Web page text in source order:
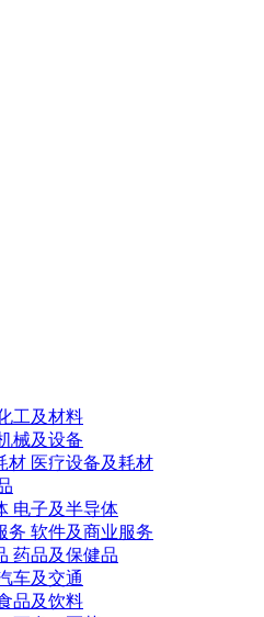
工及材料
械及设备
医疗设备及耗材
电子及半导体
软件及商业服务
药品及保健品
车及交通
品及饮料